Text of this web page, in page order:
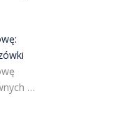
…